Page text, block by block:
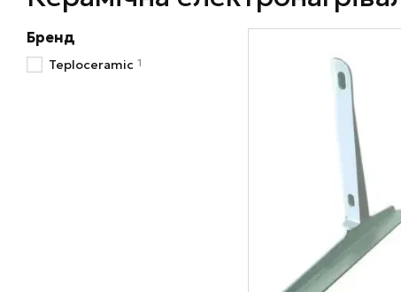
Бренд
Teploceramic 1